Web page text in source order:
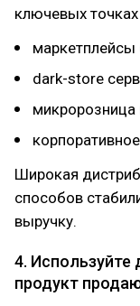
ключевых
маркетплейсы
dark-store
Широкая
способов
выручку.
4. Используйте
продукт